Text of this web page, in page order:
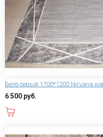
Бело серый 1700*1200 Nirvana
6 500 руб.